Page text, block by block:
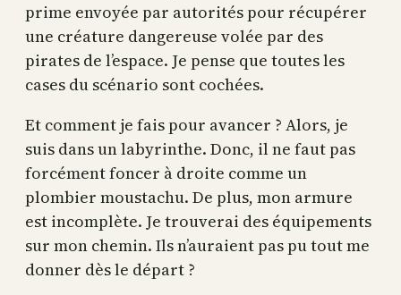
prime envoyée par autorités pour récupérer
une créature dangereuse volée par des
pirates de l’espace. Je pense que toutes les
cases du scénario sont cochées.
Et comment je fais pour avancer ? Alors, je
suis dans un labyrinthe. Donc, il ne faut pas
forcément foncer à droite comme un
plombier moustachu. De plus, mon armure
est incomplète. Je trouverai des équipements
sur mon chemin. Ils n’auraient pas pu tout me
donner dès le départ ?